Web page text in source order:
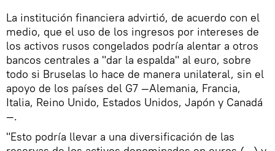
La institución financiera advirtió, de acuerdo con el
medio, que el uso de los ingresos por intereses de
los activos rusos congelados podría alentar a otros
bancos centrales a "dar la espalda" al euro, sobre
todo si Bruselas lo hace de manera unilateral, sin el
apoyo de los países del G7 —Alemania, Francia,
Italia, Reino Unido, Estados Unidos, Japón y Canadá
—.
"Esto podría llevar a una diversificación de las